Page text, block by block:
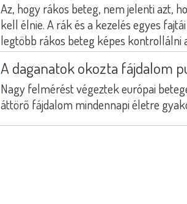
Az, hogy rákos beteg, nem jelenti azt,
kell élnie. A rák és a kezelés egyes
legtöbb rákos beteg képes kontrollálni
A daganatok okozta fájdalom
Nagy felmérést végeztek európai
áttörő fájdalom mindennapi életre